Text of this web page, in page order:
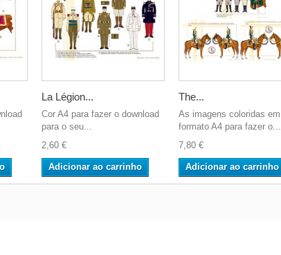
La Légion...
Cor A4 para fazer o download
para o seu...
2,60 €
Adicionar ao carrinho
The...
As imagens coloridas em
formato A4 para fazer o...
7,80 €
Adicionar ao carrinho